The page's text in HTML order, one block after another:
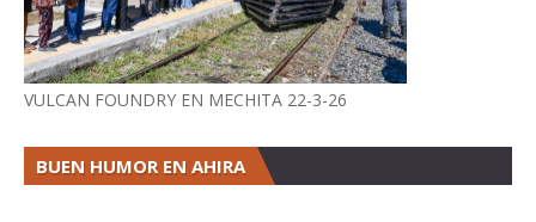
VULCAN FOUNDRY EN MECHITA 22-3-26
BUEN HUMOR EN AHIRA